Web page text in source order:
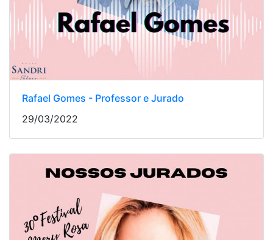
Rafael Gomes - Professor e Jurado
29/03/2022